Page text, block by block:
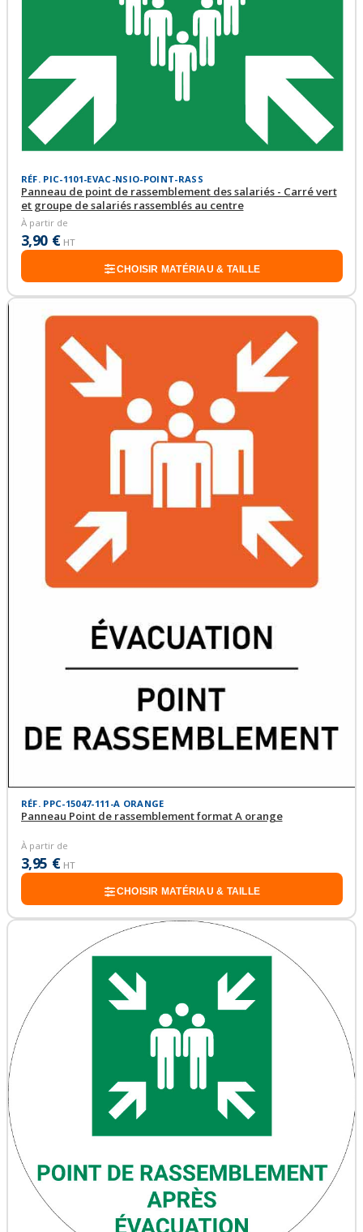
RÉF. PIC-1101-EVAC-NSIO-POINT-RASS
Panneau de point de rassemblement des salariés - Carré vert
et groupe de salariés rassemblés au centre
À partir de
3,90 € HT
CHOISIR MATÉRIAU & TAILLE
RÉF. PPC-15047-111-A ORANGE
Panneau Point de rassemblement format A orange
À partir de
3,95 € HT
CHOISIR MATÉRIAU & TAILLE